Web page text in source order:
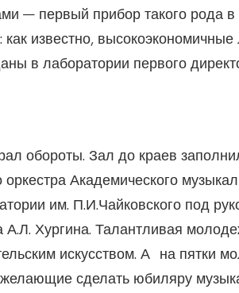
— первый прибор такого рода
известно,
в лаборатории первого
обороты. Зал до краев
Академического
им. П.И.Чайковского под
Хургина. Талантливая
искусством. А на пятки
сделать юбиляру